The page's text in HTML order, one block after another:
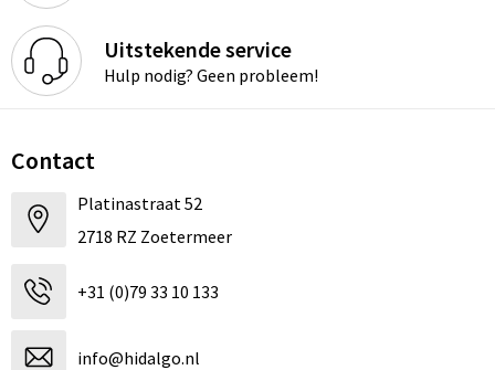
Uitstekende service
Hulp nodig? Geen probleem!
Contact
Platinastraat 52
2718 RZ Zoetermeer
+31 (0)79 33 10 133
info@hidalgo.nl